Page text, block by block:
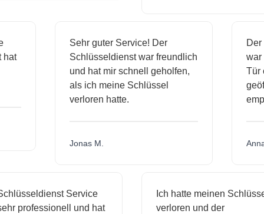
hat
Sehr guter Service! Der
Schlüsseldienst war freundlich
und hat mir schnell geholfen,
als ich meine Schlüssel
verloren hatte.
Jonas M.
Service
professionell und hat
Ich hatte meinen Schlüssel
verloren und der